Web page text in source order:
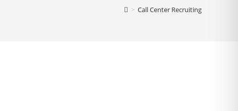
> Call Center Recruiting